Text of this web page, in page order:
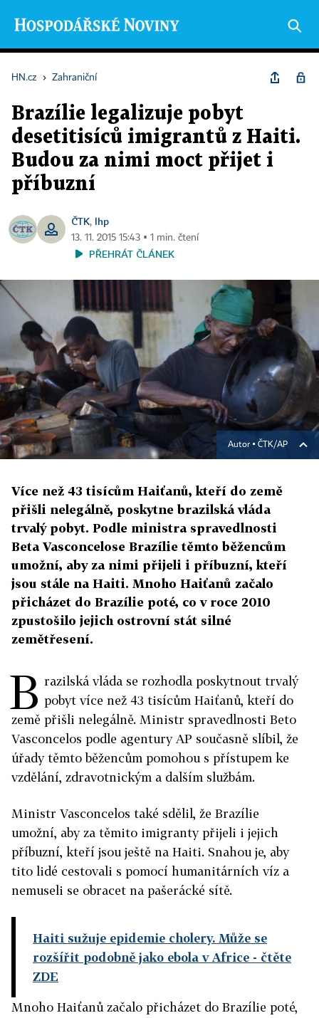
HN.cz › Zahraniční
Brazílie legalizuje pobyt
desetitisíců imigrantů z Haiti.
Budou za nimi moct přijet i
příbuzní
ČTK, lhp
13. 11. 2015 15:43 ▪ 1 min. čtení
PŘEHRÁT ČLÁNEK
Autor ▪ ČTK/AP
Více než 43 tisícům Haiťanů, kteří do země
přišli nelegálně, poskytne brazilská vláda
trvalý pobyt. Podle ministra spravedlnosti
Beta Vasconcelose Brazílie těmto běžencům
umožní, aby za nimi přijeli i příbuzní, kteří
jsou stále na Haiti. Mnoho Haiťanů začalo
přicházet do Brazílie poté, co v roce 2010
zpustošilo jejich ostrovní stát silné
zemětřesení.
B razilská vláda se rozhodla poskytnout trvalý
pobyt více než 43 tisícům Haiťanů, kteří do
země přišli nelegálně. Ministr spravedlnosti Beto
Vasconcelos podle agentury AP současně slíbil, že
úřady těmto běžencům pomohou s přístupem ke
vzdělání, zdravotnickým a dalším službám.
Ministr Vasconcelos také sdělil, že Brazílie
umožní, aby za těmito imigranty přijeli i jejich
příbuzní, kteří jsou ještě na Haiti. Snahou je, aby
tito lidé cestovali s pomocí humanitárních víz a
nemuseli se obracet na pašerácké sítě.
Haiti sužuje epidemie cholery. Může se
rozšířit podobně jako ebola v Africe - čtěte
ZDE
Mnoho Haiťanů začalo přicházet do Brazílie poté,